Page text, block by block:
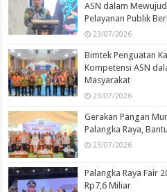
ASN dalam
Pelayanan Publik
23/07/2026
Bimtek Penguatan
Kompetensi ASN
Masyarakat
23/07/2026
Gerakan Pangan
Palangka Raya,
23/07/2026
Palangka Raya Fair
Rp7,6 Miliar